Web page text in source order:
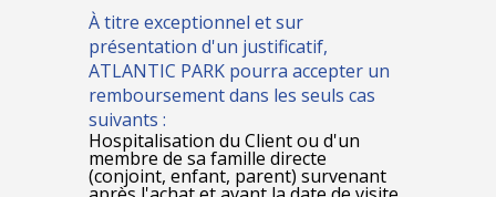
À titre exceptionnel et sur
présentation d'un justificatif,
ATLANTIC PARK pourra accepter un
remboursement dans les seuls cas
suivants :
Hospitalisation du Client ou d'un
membre de sa famille directe
(conjoint, enfant, parent) survenant